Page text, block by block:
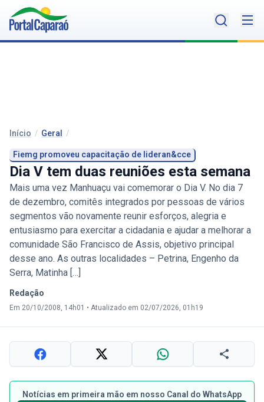
Início / Geral /
Fiemg promoveu capacitação de lideran&cce
Dia V tem duas reuniões esta semana
Mais uma vez Manhuaçu vai comemorar o Dia V. No dia 7
de dezembro, comitês integrados por pessoas de vários
segmentos vão novamente reunir esforços, alegria e
entusiasmo para exercitar a cidadania e ajudar a melhorar a
comunidade São Francisco de Assis, objetivo principal
desse ano. As outras localidades – Petrina, Engenho da
Serra, Matinha […]
Redação
Em 20/10/2008, 14h01 • Atualizado em 02/07/2026, 01h19
Notícias em primeira mão em nosso Canal do WhatsApp